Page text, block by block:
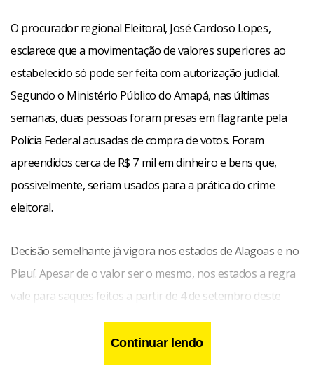
O procurador regional Eleitoral, José Cardoso Lopes,
esclarece que a movimentação de valores superiores ao
estabelecido só pode ser feita com autorização judicial.
Segundo o Ministério Público do Amapá, nas últimas
semanas, duas pessoas foram presas em flagrante pela
Polícia Federal acusadas de compra de votos. Foram
apreendidos cerca de R$ 7 mil em dinheiro e bens que,
possivelmente, seriam usados para a prática do crime
eleitoral.
Decisão semelhante já vigora nos estados de Alagoas e no
Piauí. Apesar de o valor ser o mesmo, nos estados a regra
vale para saques feitos a partir de 4 de setembro deste
Continuar lendo